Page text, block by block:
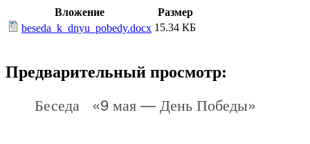
Вложение
Размер
beseda_k_dnyu_pobedy.docx 15.34 КБ
Предварительный просмотр:
Беседа «9 мая — День Победы»